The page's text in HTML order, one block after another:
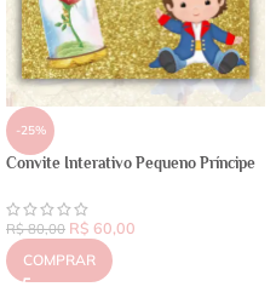
-25%
Convite Interativo Pequeno Príncipe
R$80,00 R$ 60,00
COMPRAR